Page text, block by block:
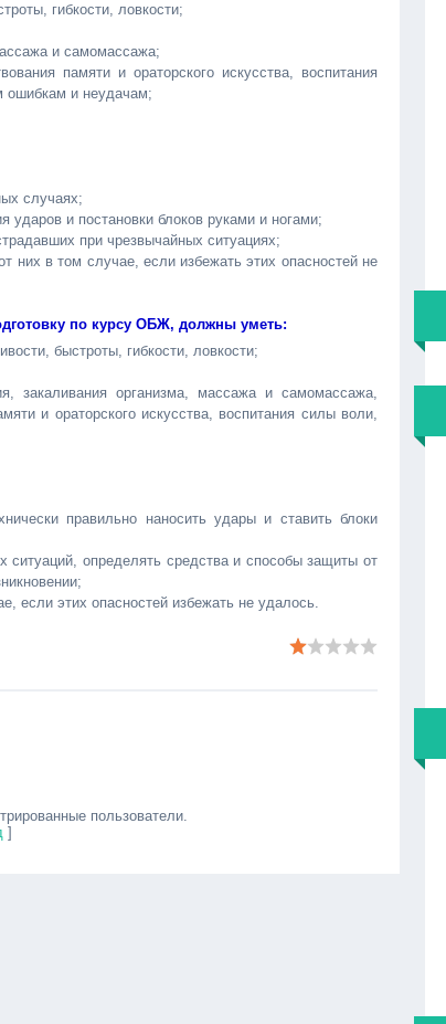
гибкости, ловкости;
и самомассажа;
памяти и ораторского искусства, воспитания
ошибкам и неудачам;
случаях;
ударов и постановки блоков руками и ногами;
при чрезвычайных ситуациях;
них в том случае, если избежать этих опасностей не
по курсу ОБЖ, должны уметь:
быстроты, гибкости, ловкости;
закаливания организма, массажа и самомассажа,
и ораторского искусства, воспитания силы воли,
правильно наносить удары и ставить блоки
ситуаций, определять средства и способы защиты от
если этих опасностей избежать не удалось.
пользователи.
]